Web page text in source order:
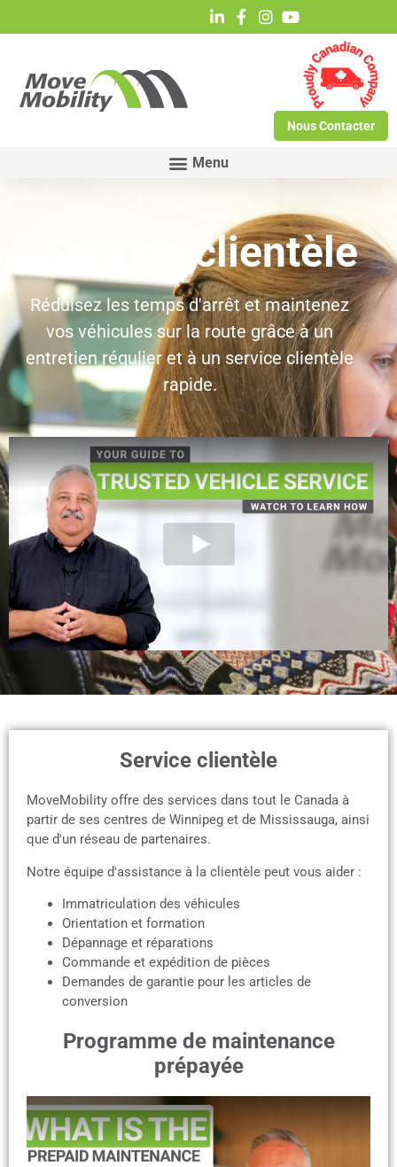
Nous Contacter
Service clientèle
Réduisez les temps d'arrêt et maintenez
vos véhicules sur la route grâce à un
entretien régulier et à un service clientèle
rapide.
Service clientèle
MoveMobility offre des services dans tout le Canada à
partir de ses centres de Winnipeg et de Mississauga, ainsi
que d'un réseau de partenaires.
Notre équipe d'assistance à la clientèle peut vous aider :
Immatriculation des véhicules
Orientation et formation
Dépannage et réparations
Commande et expédition de pièces
Demandes de garantie pour les articles de
conversion
Programme de maintenance
prépayée